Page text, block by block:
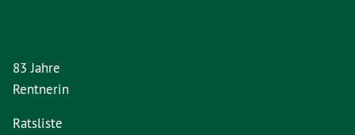
83 Jahre
Rentnerin
Ratsliste